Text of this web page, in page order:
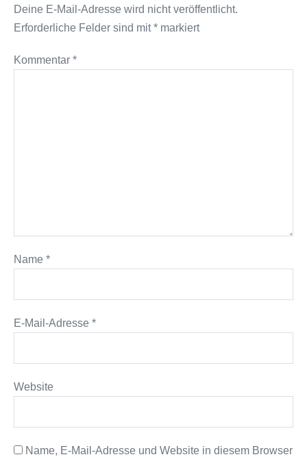
Deine E-Mail-Adresse wird nicht veröffentlicht.
Erforderliche Felder sind mit* markiert
Kommentar *
Name *
E-Mail-Adresse *
Website
Name, E-Mail-Adresse und Website in diesem Browser